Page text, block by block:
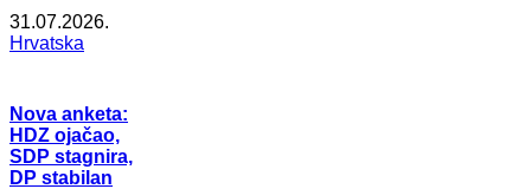
31.07.2026.
Hrvatska
Nova anketa:
HDZ ojačao,
SDP stagnira,
DP stabilan